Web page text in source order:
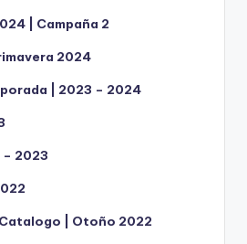
| Campaña 2
2024
| 2023 – 2024
– 2023
| Otoño 2022